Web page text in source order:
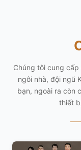
Chúng tôi cung
ngôi nhà, đội ngũ
bạn, ngoài ra còn
thiết